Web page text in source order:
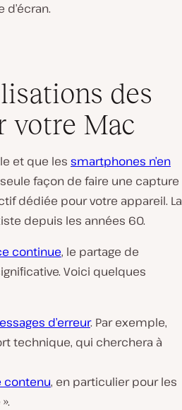
des
votre Mac
et que les smartphones n’en
façon de faire une capture
dédiée pour votre appareil. La
depuis les années 60.
continue, le partage de
Voici quelques
d’erreur. Par exemple,
technique, qui cherchera à
contenu, en particulier pour les